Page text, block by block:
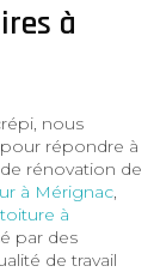
à
nous
répondre à
rénovation de
à Mérignac,
à
par des
de travail